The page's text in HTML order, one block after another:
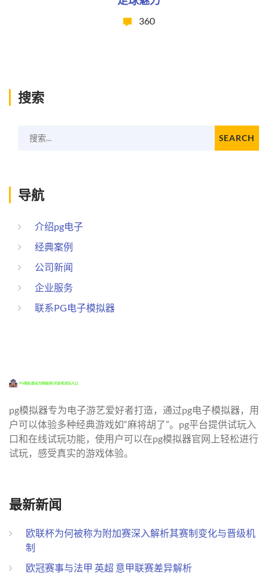
360
搜索
搜索... SEARCH
导航
介绍pg电子
经典案例
公司新闻
企业服务
联系PG电子模拟器
pg模拟器专为电子游艺爱好者打造，通过pg电子模拟器，用
户可以体验多种经典游戏如“麻将胡了”。pg平台提供试玩入
口和在线试玩功能，使用户可以在pg模拟器官网上轻松进行
试玩，感受真实的游戏体验。
最新新闻
欧联杯为何被称为附加赛深入解析其赛制变化与晋级机
制
欧冠赛事与法甲 英超 意甲联赛差异解析